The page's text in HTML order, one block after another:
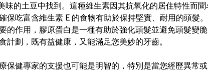
的土豆中找到。這種維生素因其抗氧化的居住特性而
吃富含維生素 E 的食物有助於保持堅實、耐用的頭髮
的作用，膠原蛋白是一種有助於強化頭髮並避免頭髮變
劃，既有益健康，又能滿足您美妙的牙齒。
保健專家的支援也可能是明智的，特別是當您經歷異常